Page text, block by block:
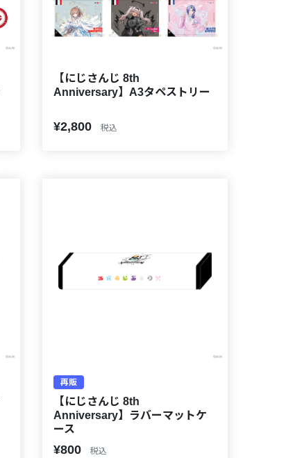
【にじさんじ 8th
Anniversary】A3タペストリー
¥2,800 税込
再販
【にじさんじ 8th
Anniversary】ラバーマットケ
ース
¥800 税込